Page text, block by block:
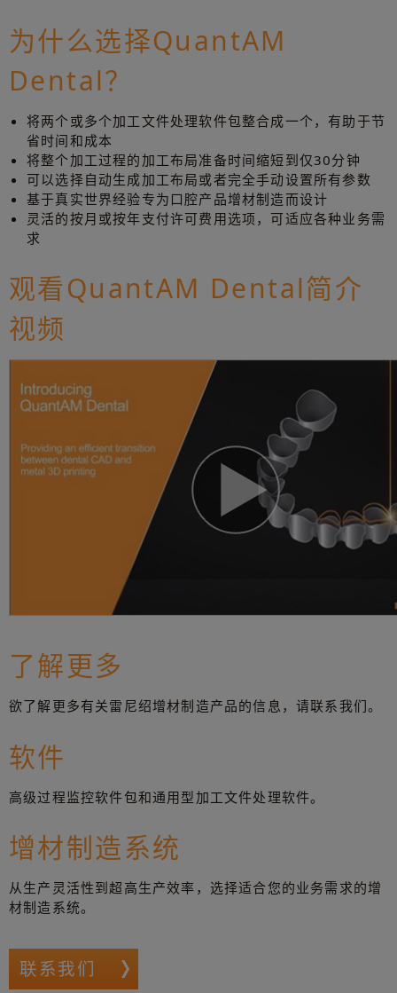
为什么选择QuantAM
Dental？
将两个或多个加工文件处理软件包整合成一个，有助于节
省时间和成本
将整个加工过程的加工布局准备时间缩短到仅30分钟
可以选择自动生成加工布局或者完全手动设置所有参数
基于真实世界经验专为口腔产品增材制造而设计
灵活的按月或按年支付许可费用选项，可适应各种业务需
求
观看QuantAM Dental简介
视频
了解更多
欲了解更多有关雷尼绍增材制造产品的信息，请联系我们。
软件
高级过程监控软件包和通用型加工文件处理软件。
增材制造系统
从生产灵活性到超高生产效率，选择适合您的业务需求的增
材制造系统。
联系我们